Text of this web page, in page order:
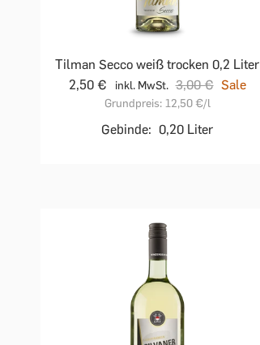
Tilman Secco weiß trocken 0,2 Liter
2,50 €
inkl. MwSt. 3,00 € Sale
Grundpreis: 12,50 €/l
Gebinde: 0,20 Liter